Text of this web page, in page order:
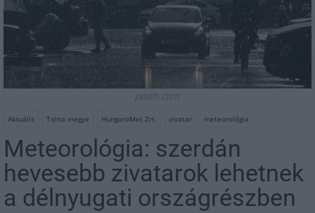
pexels.com
Aktuális Tolna megye HungaroMet Zrt. zivatar meteorológia
Meteorológia: szerdán
hevesebb zivatarok lehetnek
a délnyugati országrészben